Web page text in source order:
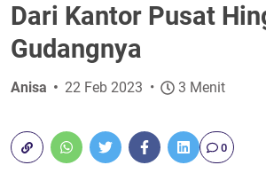
Dari Kantor Pusat
Gudangnya
Anisa 22 Feb 2023 3 Menit
0